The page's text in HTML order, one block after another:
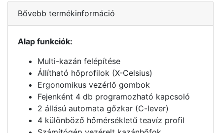
Bővebb termékinformáció
Alap funkciók:
Multi-kazán felépítése
Állítható hőprofilok (X-Celsius)
Ergonomikus vezérlő gombok
Fejenként 4 db programozható kapcsoló
2 állású automata gőzkar (C-lever)
4 különböző hőmérsékletű teavíz profil